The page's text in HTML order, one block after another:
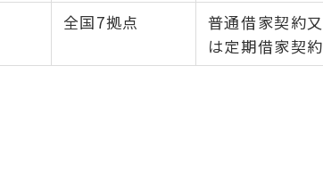
全国7拠点
普通借家契約又
は定期借家契約